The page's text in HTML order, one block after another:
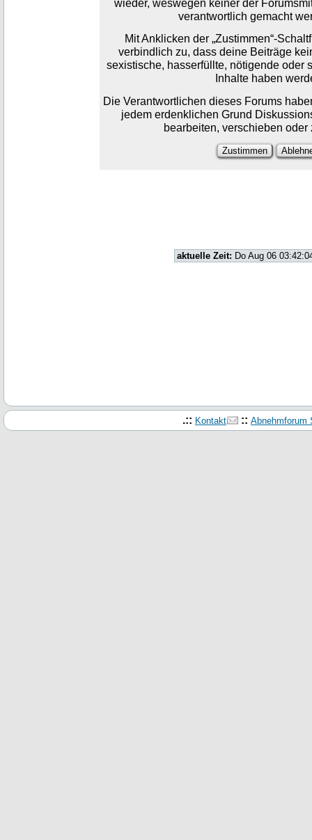
wieder, weswegen keiner der
verantwortlich gemacht
Mit Anklicken der „Zustimmen“-
verbindlich zu, dass deine Beiträge
sexistische, hasserfüllte, nötigende oder
Inhalte haben
Die Verantwortlichen dieses Forums
jedem erdenklichen Grund
bearbeiten, verschieben
aktuelle Zeit: Do Aug 06
.:: Kontakt :: Abnehmforum